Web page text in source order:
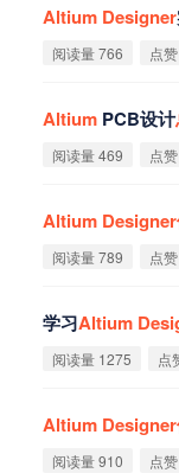
Altium Designer
阅读量 766 点
Altium PCB设计
阅读量 469 点
Altium Designer
阅读量 789 点
学习Altium
阅读量 1275 点
Altium Designer
阅读量 910 点